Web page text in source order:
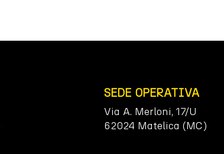
SEDE OPERATIVA
Via A. Merloni, 17/U
62024 Matelica (MC)